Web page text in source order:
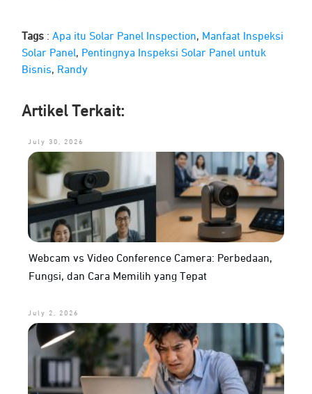
Tags : Apa itu Solar Panel Inspection, Manfaat Inspeksi
Solar Panel, Pentingnya Inspeksi Solar Panel untuk
Bisnis, Randy
Artikel Terkait:
July 30, 2026
Webcam vs Video Conference Camera: Perbedaan,
Fungsi, dan Cara Memilih yang Tepat
July 2, 2026